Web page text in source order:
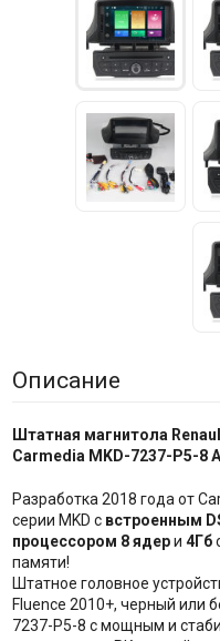
Описание
Штатная магнитола
Carmedia MKD-7237-P5-8
Разработка 2018 года от
серии MKD с встроенным
процессором 8 ядери 4Гб
памяти!
Штатное головное
Fluence 2010+, черный или
7237-P5-8 с мощным и